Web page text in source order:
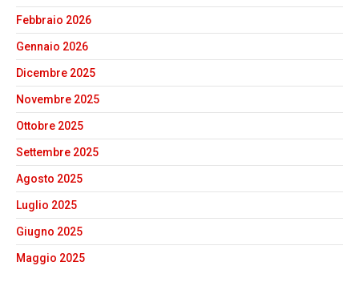
Febbraio 2026
Gennaio 2026
Dicembre 2025
Novembre 2025
Ottobre 2025
Settembre 2025
Agosto 2025
Luglio 2025
Giugno 2025
Maggio 2025